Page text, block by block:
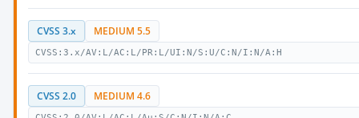
CVSS 3.x MEDIUM 5.5
CVSS:3.x/AV:L/AC:L/PR:L/UI:N/S:U/C:N/I:N/A:H
CVSS 2.0 MEDIUM 4.6